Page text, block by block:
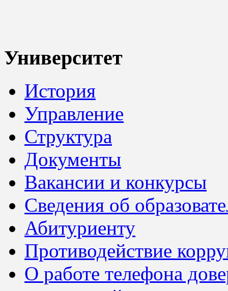
Университет
История
Управление
Структура
Документы
Вакансии и конкурсы
Сведения об
Абитуриенту
Противодействие
О работе телефона